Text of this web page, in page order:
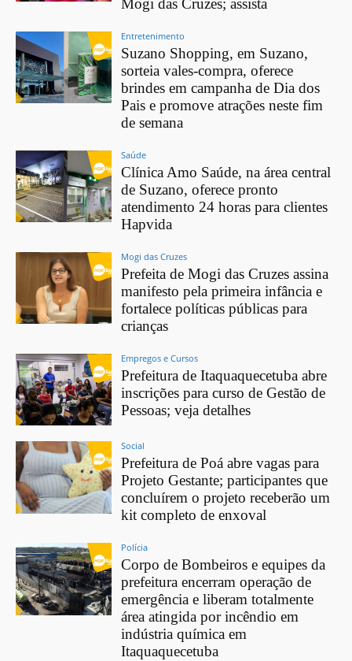
Entretenimento
Suzano Shopping, em Suzano,
sorteia vales-compra, oferece
brindes em campanha de Dia dos
Pais e promove atrações neste fim
de semana
Saúde
Clínica Amo Saúde, na área central
de Suzano, oferece pronto
atendimento 24 horas para clientes
Hapvida
Mogi das Cruzes
Prefeita de Mogi das Cruzes assina
manifesto pela primeira infância e
fortalece políticas públicas para
crianças
Empregos e Cursos
Prefeitura de Itaquaquecetuba abre
inscrições para curso de Gestão de
Pessoas; veja detalhes
Social
Prefeitura de Poá abre vagas para
Projeto Gestante; participantes que
concluírem o projeto receberão um
kit completo de enxoval
Polícia
Corpo de Bombeiros e equipes da
prefeitura encerram operação de
emergência e liberam totalmente
área atingida por incêndio em
indústria química em
Itaquaquecetuba